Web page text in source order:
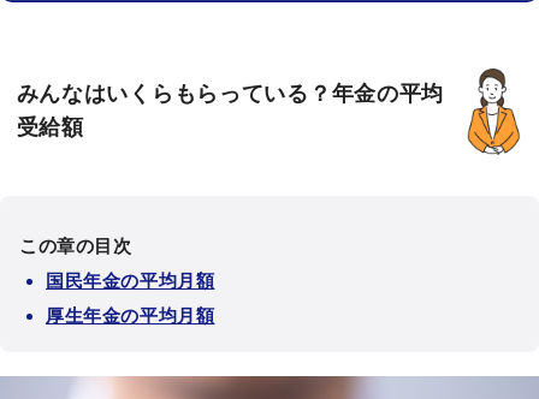
みんなはいくらもらっている？年金の平均
受給額
この章の目次
国民年金の平均月額
厚生年金の平均月額